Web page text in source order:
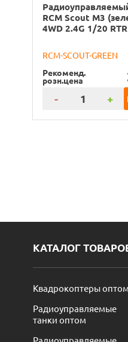
RCM Scout M3
4WD 2.4G 1/20 RTR
RCM-SCOUT-GREEN
Рекоменд.
розн.цена
- +
КАТАЛОГ
Квадрокоптеры оптом
Радиоуправляемые
танки оптом